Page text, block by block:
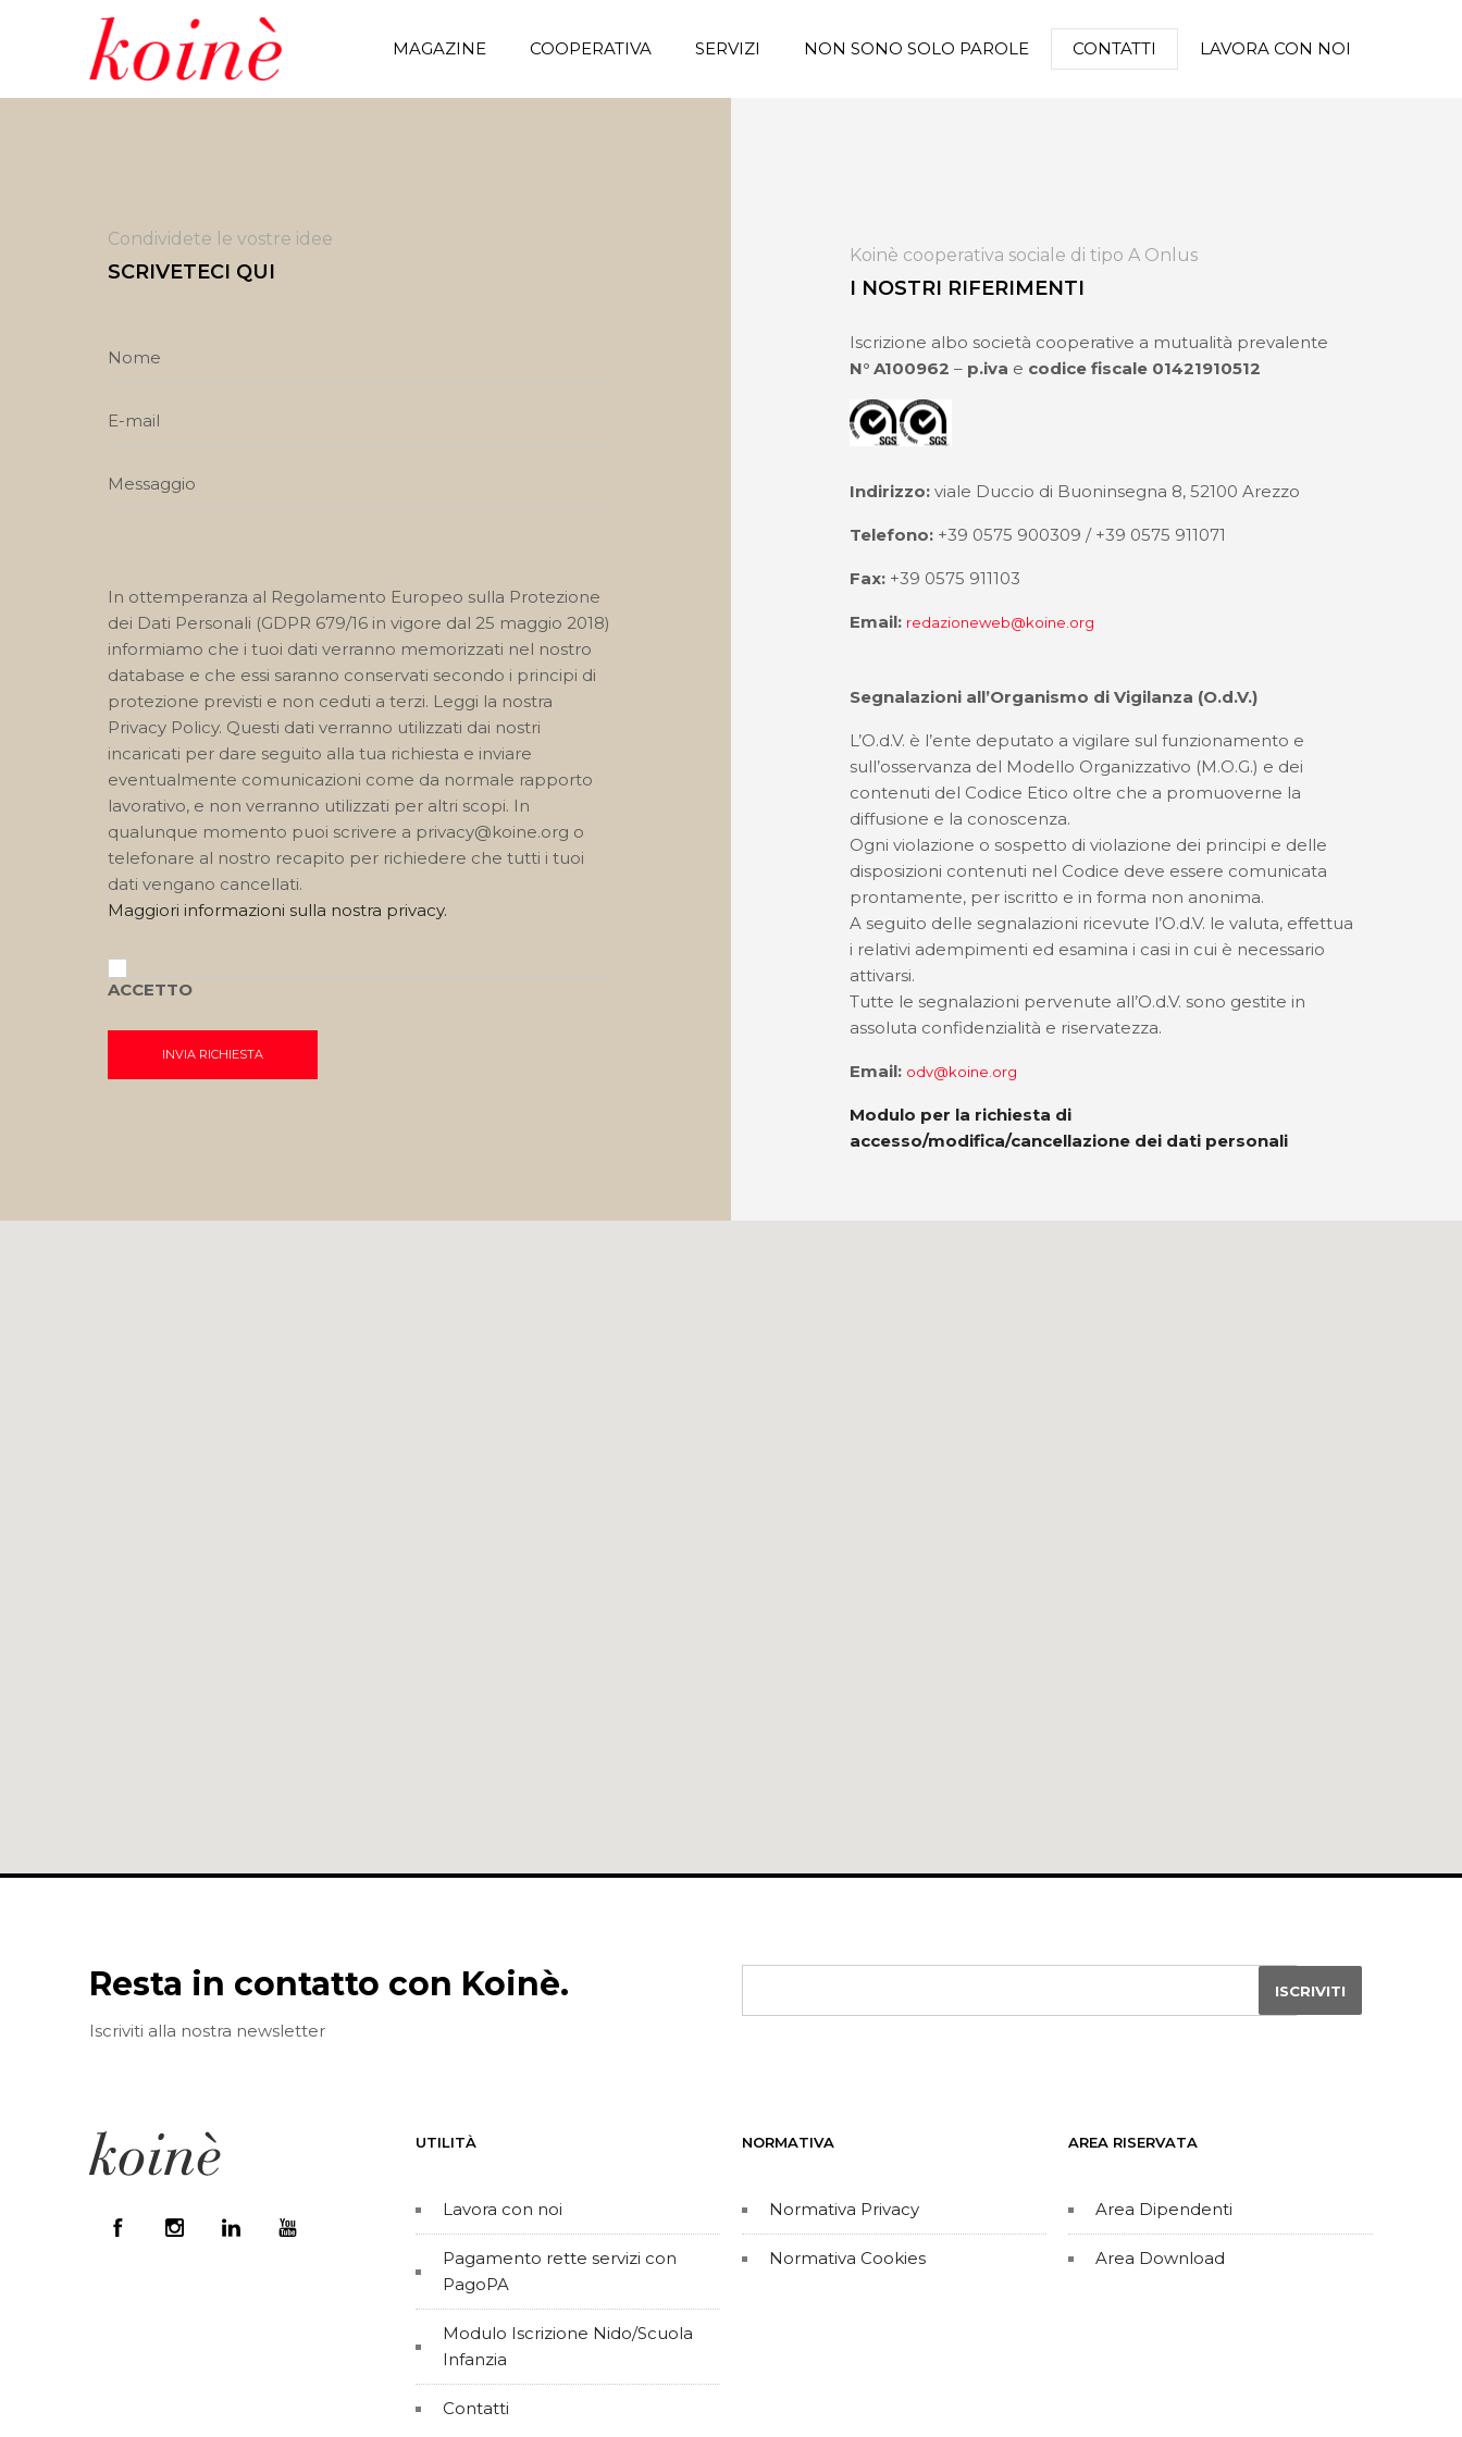
MAGAZINE COOPERATIVA SERVIZI NON SONO SOLO PAROLE CONTATTI LAVORA CON NOI
Condividete le vostre idee
SCRIVETECI QUI
Nome
E-mail
Messaggio
In ottemperanza al Regolamento Europeo sulla Protezione
dei Dati Personali (GDPR 679/16 in vigore dal 25 maggio 2018)
informiamo che i tuoi dati verranno memorizzati nel nostro
database e che essi saranno conservati secondo i principi di
protezione previsti e non ceduti a terzi. Leggi la nostra
Privacy Policy. Questi dati verranno utilizzati dai nostri
incaricati per dare seguito alla tua richiesta e inviare
eventualmente comunicazioni come da normale rapporto
lavorativo, e non verranno utilizzati per altri scopi. In
qualunque momento puoi scrivere a privacy@koine.org o
telefonare al nostro recapito per richiedere che tutti i tuoi
dati vengano cancellati.
Maggiori informazioni sulla nostra privacy.
ACCETTO
Koinè cooperativa sociale di tipo A Onlus
I NOSTRI RIFERIMENTI
Iscrizione albo società cooperative a mutualità prevalente
N° A100962– p.iva e codice fiscale 01421910512
Indirizzo: viale Duccio di Buoninsegna 8, 52100 Arezzo
Telefono: +39 0575 900309 / +39 0575 911071
Fax: +39 0575 911103
Email: redazioneweb@koine.org
Segnalazioni all’Organismo di Vigilanza (O.d.V.)
L’O.d.V. è l’ente deputato a vigilare sul funzionamento e
sull’osservanza del Modello Organizzativo (M.O.G.) e dei
contenuti del Codice Etico oltre che a promuoverne la
diffusione e la conoscenza.
Ogni violazione o sospetto di violazione dei principi e delle
disposizioni contenuti nel Codice deve essere comunicata
prontamente, per iscritto e in forma non anonima.
A seguito delle segnalazioni ricevute l’O.d.V. le valuta, effettua
i relativi adempimenti ed esamina i casi in cui è necessario
attivarsi.
Tutte le segnalazioni pervenute all’O.d.V. sono gestite in
assoluta confidenzialità e riservatezza.
Email: odv@koine.org
Modulo per la richiesta di
accesso/modifica/cancellazione dei dati personali
Resta in contatto con Koinè.
Iscriviti alla nostra newsletter
UTILITÀ
Lavora con noi
Pagamento rette servizi con
PagoPA
Modulo Iscrizione Nido/Scuola
Infanzia
Contatti
NORMATIVA
Normativa Privacy
Normativa Cookies
AREA RISERVATA
Area Dipendenti
Area Download